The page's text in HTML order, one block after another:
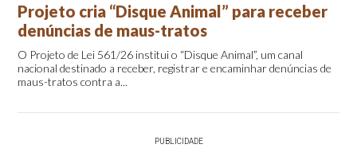
Projeto cria “Disque Animal” para receber
denúncias de maus-tratos
O Projeto de Lei 561/26 institui o “Disque Animal”, um canal
nacional destinado a receber, registrar e encaminhar denúncias de
maus-tratos contra a...
PUBLICIDADE